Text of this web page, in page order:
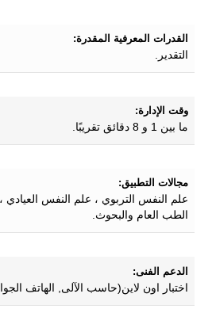
القدرات المعرفية المقدرة:
التقدير.
وقت الإدارة:
ما بين 1 و 8 دقائق تقريبًا.
مجالات التطبيق:
علم النفس التربوي ، علم النفس
الطب العام والبحوث.
الدعم الفنى:
اختبار اون لاين(حاسب الآلى, الهاتف